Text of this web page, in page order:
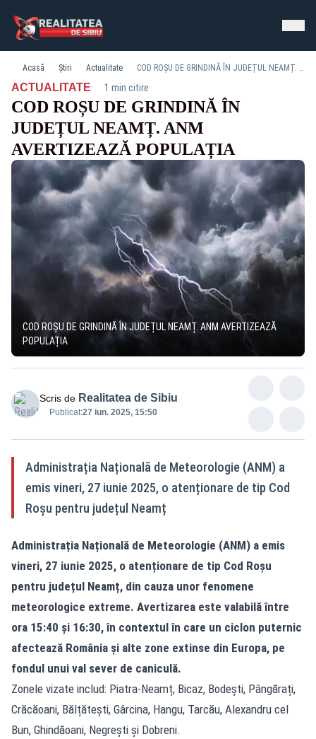
Acasă Știri Actualitate COD ROȘU DE GRINDINĂ ÎN JUDEȚUL NEAMȚ. ANM AVERTIZEAZĂ POPULAȚIA
ACTUALITATE· 1 min citire
COD ROȘU DE GRINDINĂ ÎN
JUDEȚUL NEAMȚ. ANM
AVERTIZEAZĂ POPULAȚIA
COD ROȘU DE GRINDINĂ ÎN JUDEȚUL NEAMȚ. ANM AVERTIZEAZĂ
POPULAȚIA
Scris de Realitatea de Sibiu
Publicat:27 iun. 2025, 15:50
Administrația Națională de Meteorologie (ANM) a
emis vineri, 27 iunie 2025, o atenționare de tip Cod
Roșu pentru județul Neamț
Administrația Națională de Meteorologie (ANM) a emis
vineri, 27 iunie 2025, o atenționare de tip Cod Roșu
pentru județul Neamț, din cauza unor fenomene
meteorologice extreme. Avertizarea este valabilă între
ora 15:40 și 16:30, în contextul în care un ciclon puternic
afectează România și alte zone extinse din Europa, pe
fondul unui val sever de caniculă.
Zonele vizate includ: Piatra-Neamț, Bicaz, Bodești, Pângărați,
Crăcăoani, Bălțătești, Gârcina, Hangu, Tarcău, Alexandru cel
Bun, Ghindăoani, Negrești și Dobreni.